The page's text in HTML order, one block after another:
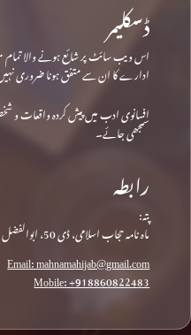
ڈسکلیمر
اس ویب سائٹ پر شائع ہونے والا تمام
ادارے کا ان سے متفق ہونا ضروری
افسانوی ادب میں پیش کردہ واقعات و
سمجھی جائے۔
رابطہ
پتہ:
ماہ نامہ حجاب اسلامی، ڈی 50، ابوالفضل انکلیو، جامعہ نگر، نئی دہلی-25
Email: mahnamahijab@gmail.com
Mobile: +918860822483